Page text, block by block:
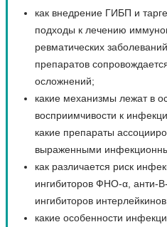
как внедрение ГИБП и
подходы к лечению
ревматических
препаратов
осложнений;
какие механизмы лежат в
восприимчивости к
какие препараты
выраженными
как различается риск
ингибиторов ФНО-α, анти-
ингибиторов
какие особенности